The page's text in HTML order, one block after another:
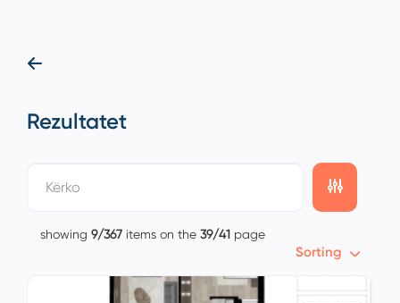
Rezultatet
showing 9/367 items on the 39/41 page
Sorting